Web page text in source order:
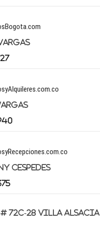
Cespedes
# 72c-28 Villa